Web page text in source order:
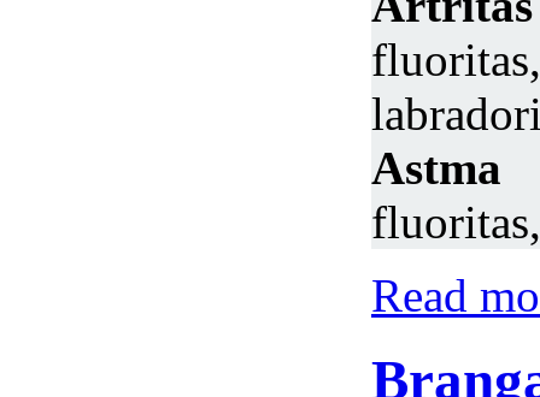
Astma
Read